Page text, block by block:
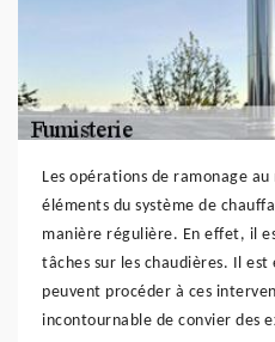
Les opérations de ramonage
éléments du système de
manière régulière. En effet, il
tâches sur les chaudières. Il
peuvent procéder à ces
incontournable de convier des